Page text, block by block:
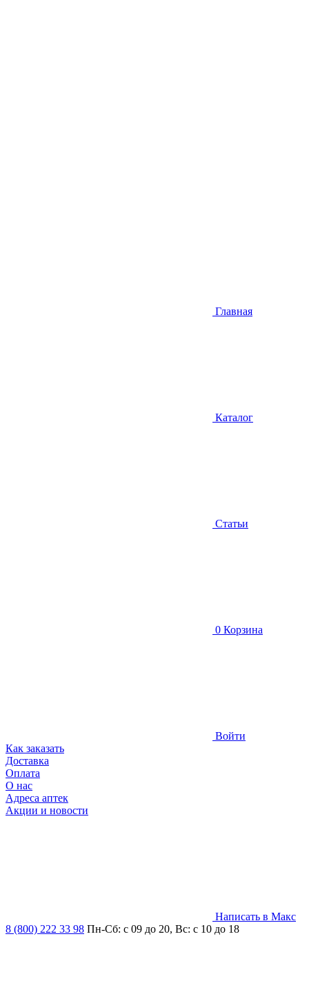
Главная
Каталог
Статьи
0 Корзина
Войти
Как заказать
Доставка
Оплата
О нас
Адреса аптек
Акции и новости
Написать в Макс
8 (800) 222 33 98 Пн-Сб: с 09 до 20, Вс: с 10 до 18